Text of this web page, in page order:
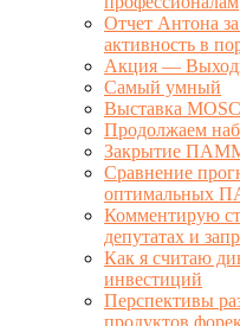
Отчет Антона
активность в
Акция —
Самый умный
Выставка
Продолжаем
Закрытие
Сравнение
оптимальных
Комментирую
депутатах и
Как я считаю
инвестиций
Перспективы
продуктов